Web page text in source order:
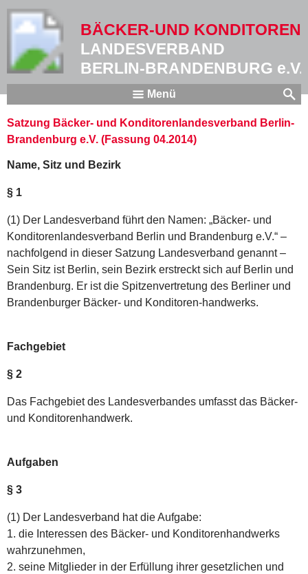
BÄCKER-UND KONDITOREN
LANDESVERBAND
BERLIN-BRANDENBURG e.V.
Menü
Satzung Bäcker- und Konditorenlandesverband Berlin-
Brandenburg e.V. (Fassung 04.2014)
Name, Sitz und Bezirk
§ 1
(1) Der Landesverband führt den Namen: „Bäcker- und
Konditorenlandesverband Berlin und Brandenburg e.V.“ –
nachfolgend in dieser Satzung Landesverband genannt –
Sein Sitz ist Berlin, sein Bezirk erstreckt sich auf Berlin und
Brandenburg. Er ist die Spitzenvertretung des Berliner und
Brandenburger Bäcker- und Konditoren-handwerks.
Fachgebiet
§ 2
Das Fachgebiet des Landesverbandes umfasst das Bäcker-
und Konditorenhandwerk.
Aufgaben
§ 3
(1) Der Landesverband hat die Aufgabe:
1. die Interessen des Bäcker- und Konditorenhandwerks
wahrzunehmen,
2. seine Mitglieder in der Erfüllung ihrer gesetzlichen und